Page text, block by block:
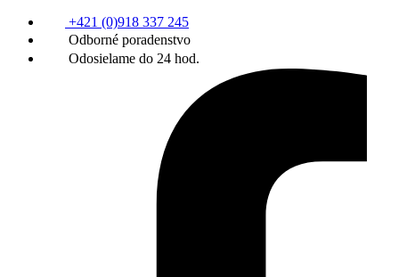
+421 (0)918 337 245
Odborné poradenstvo
Odosielame do 24 hod.